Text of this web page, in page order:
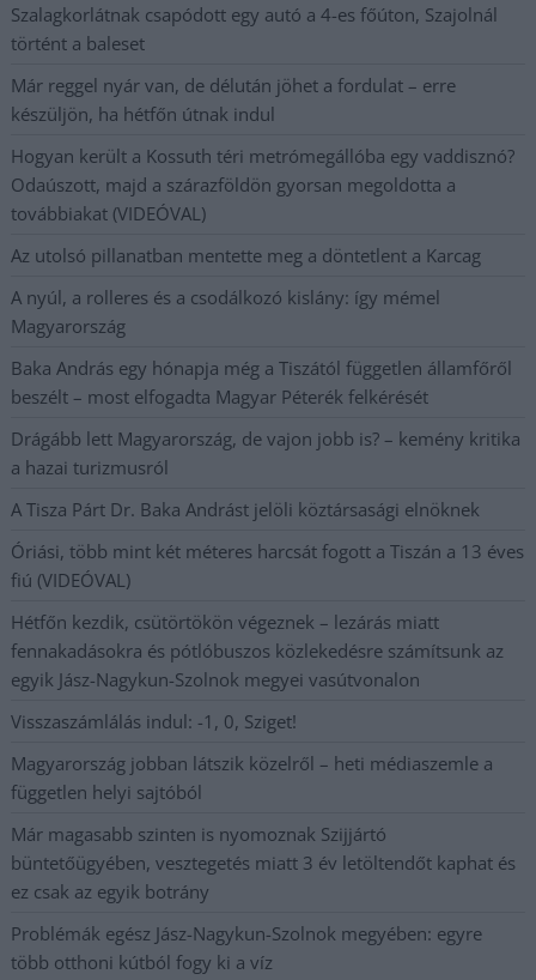
Szalagkorlátnak csapódott egy autó a 4-es főúton, Szajolnál
történt a baleset
Már reggel nyár van, de délután jöhet a fordulat – erre
készüljön, ha hétfőn útnak indul
Hogyan került a Kossuth téri metrómegállóba egy vaddisznó?
Odaúszott, majd a szárazföldön gyorsan megoldotta a
továbbiakat (VIDEÓVAL)
Az utolsó pillanatban mentette meg a döntetlent a Karcag
A nyúl, a rolleres és a csodálkozó kislány: így mémel
Magyarország
Baka András egy hónapja még a Tiszától független államfőről
beszélt – most elfogadta Magyar Péterék felkérését
Drágább lett Magyarország, de vajon jobb is? – kemény kritika
a hazai turizmusról
A Tisza Párt Dr. Baka Andrást jelöli köztársasági elnöknek
Óriási, több mint két méteres harcsát fogott a Tiszán a 13 éves
fiú (VIDEÓVAL)
Hétfőn kezdik, csütörtökön végeznek – lezárás miatt
fennakadásokra és pótlóbuszos közlekedésre számítsunk az
egyik Jász-Nagykun-Szolnok megyei vasútvonalon
Visszaszámlálás indul: -1, 0, Sziget!
Magyarország jobban látszik közelről – heti médiaszemle a
független helyi sajtóból
Már magasabb szinten is nyomoznak Szijjártó
büntetőügyében, vesztegetés miatt 3 év letöltendőt kaphat és
ez csak az egyik botrány
Problémák egész Jász-Nagykun-Szolnok megyében: egyre
több otthoni kútból fogy ki a víz